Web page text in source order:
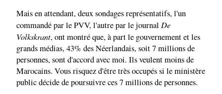
Mais en attendant, deux sondages représentatifs, l'un
commandé par le PVV, l'autre par le journal De
Volkskrant, ont montré que, à part le gouvernement et les
grands médias, 43% des Néerlandais, soit 7 millions de
personnes, sont d'accord avec moi. Ils veulent moins de
Marocains. Vous risquez d'être très occupés si le ministère
public décide de poursuivre ces 7 millions de personnes.